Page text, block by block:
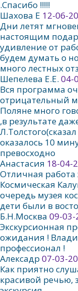
.Спасибо !!!!!
Шахова Е 12-06-
Дни летят
настоящим
удивление от
будем думать о
много лестных
Шепелева Е.Е. 04-
Вся программа
отрицательный
Поляне много
,в результате
оказалось 10
превосходно
Анастасия 18-04-
Отличная работа
Космическая
очередь музея
дети были в
Б.Н.Москва 09-03-
Экскурсионная
ожидания !
профессионал !
Алексадр 07-03-
Как приятно
красивой речью,